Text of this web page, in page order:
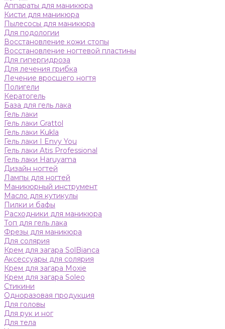
Аппараты для маникюра
Кисти для маникюра
Пылесосы для маникюра
Для подологии
Восстановление кожи стопы
Восстановление ногтевой пластины
Для гипергидроза
Для лечения грибка
Лечение вросшего ногтя
Полигели
Кератогель
База для гель лака
Гель лаки
Гель лаки Grattol
Гель лаки Kukla
Гель лаки I Envy You
Гель лаки Atis Professional
Гель лаки Haruyama
Дизайн ногтей
Лампы для ногтей
Маникюрный инструмент
Масло для кутикулы
Пилки и бафы
Расходники для маникюра
Топ для гель лака
Фрезы для маникюра
Для солярия
Крем для загара SolBianca
Аксессуары для солярия
Крем для загара Moxie
Крем для загара Soleo
Стикини
Одноразовая продукция
Для головы
Для рук и ног
Для тела